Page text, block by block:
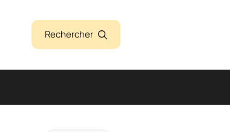
contenu
Rechercher